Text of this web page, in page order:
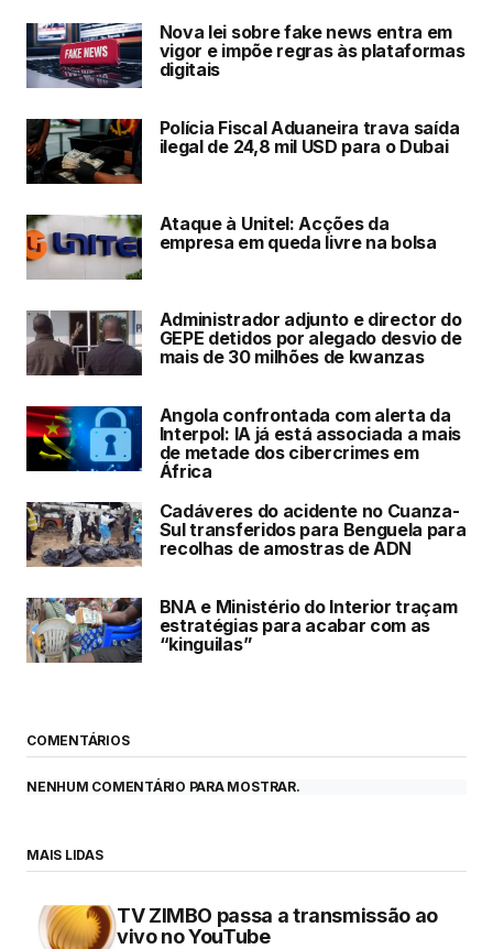
Nova lei sobre fake news entra em
vigor e impõe regras às plataformas
digitais
Polícia Fiscal Aduaneira trava saída
ilegal de 24,8 mil USD para o Dubai
Ataque à Unitel: Acções da
empresa em queda livre na bolsa
Administrador adjunto e director do
GEPE detidos por alegado desvio de
mais de 30 milhões de kwanzas
Angola confrontada com alerta da
Interpol: IA já está associada a mais
de metade dos cibercrimes em
África
Cadáveres do acidente no Cuanza-
Sul transferidos para Benguela para
recolhas de amostras de ADN
BNA e Ministério do Interior traçam
estratégias para acabar com as
“kinguilas”
COMENTÁRIOS
NENHUM COMENTÁRIO PARA MOSTRAR.
MAIS LIDAS
TV ZIMBO passa a transmissão ao
vivo no YouTube